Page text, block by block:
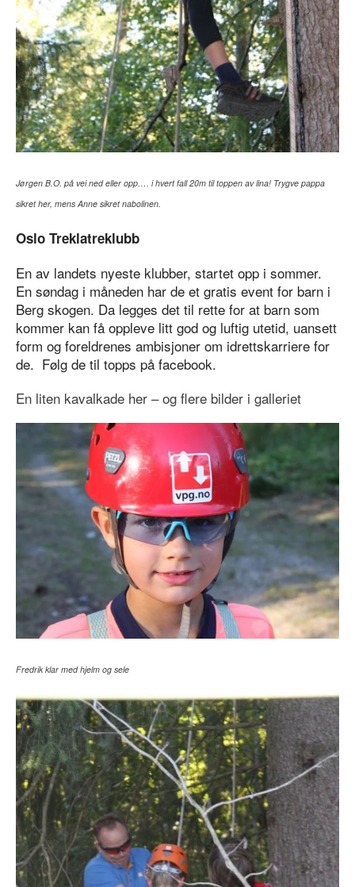
Jørgen B.O. på vei ned eller opp…. i hvert fall 20m til toppen av lina! Trygve pappa
sikret her, mens Anne sikret nabolinen.
Oslo Treklatreklubb
En av landets nyeste klubber, startet opp i sommer.
En søndag i måneden har de et gratis event for barn i
Berg skogen. Da legges det til rette for at barn som
kommer kan få oppleve litt god og luftig utetid, uansett
form og foreldrenes ambisjoner om idrettskarriere for
de. Følg de til topps på facebook.
En liten kavalkade her – og flere bilder i galleriet
Fredrik klar med hjelm og sele